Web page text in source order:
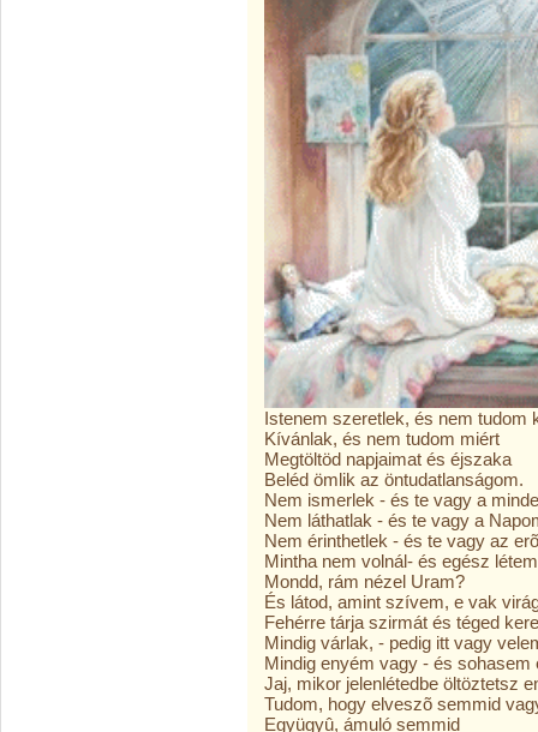
Istenem szeretlek, és nem tudom
Kívánlak, és nem tudom miért
Megtöltöd napjaimat és éjszaka
Beléd ömlik az öntudatlanságom.
Nem ismerlek - és te vagy a
Nem láthatlak - és te vagy a
Nem érinthetlek - és te vagy az
Mintha nem volnál- és egész
Mondd, rám nézel Uram?
És látod, amint szívem, e vak
Fehérre tárja szirmát és téged
Mindig várlak, - pedig itt vagy
Mindig enyém vagy - és sohasem
Jaj, mikor jelenlétedbe öltöztetsz
Tudom, hogy elveszõ semmid
Együgyû, ámuló semmid